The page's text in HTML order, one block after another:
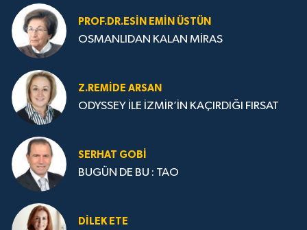
PROF.DR.ESIN EMIN ÜSTÜN
OSMANLIDAN KALAN MİRAS
Z.REMIDE ARSAN
ODYSSEY İLE İZMİR’İN KAÇIRDIĞI FIRSAT
SERHAT GOBİ
BUGÜN DE BU : TAO
DILEK ETE